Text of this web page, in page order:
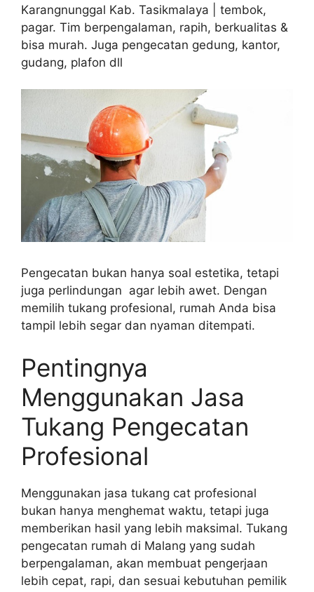
Karangnunggal Kab. Tasikmalaya | tembok,
pagar. Tim berpengalaman, rapih, berkualitas &
bisa murah. Juga pengecatan gedung, kantor,
gudang, plafon dll
Pengecatan bukan hanya soal estetika, tetapi
juga perlindungan agar lebih awet. Dengan
memilih tukang profesional, rumah Anda bisa
tampil lebih segar dan nyaman ditempati.
Pentingnya
Menggunakan Jasa
Tukang Pengecatan
Profesional
Menggunakan jasa tukang cat profesional
bukan hanya menghemat waktu, tetapi juga
memberikan hasil yang lebih maksimal. Tukang
pengecatan rumah di Malang yang sudah
berpengalaman, akan membuat pengerjaan
lebih cepat, rapi, dan sesuai kebutuhan pemilik